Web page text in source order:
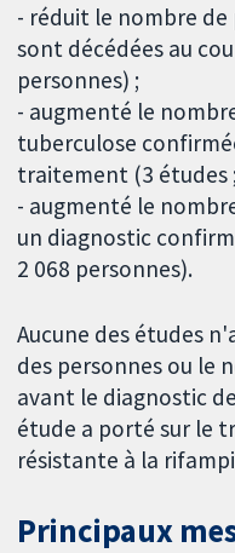
- réduit le nombre de
sont décédées au
personnes) ;
- augmenté le
tuberculose
traitement (3 études
- augmenté le
un diagnostic
2 068 personnes).
Aucune des études
des personnes ou le
avant le diagnostic
étude a porté sur le
résistante à la
Principaux